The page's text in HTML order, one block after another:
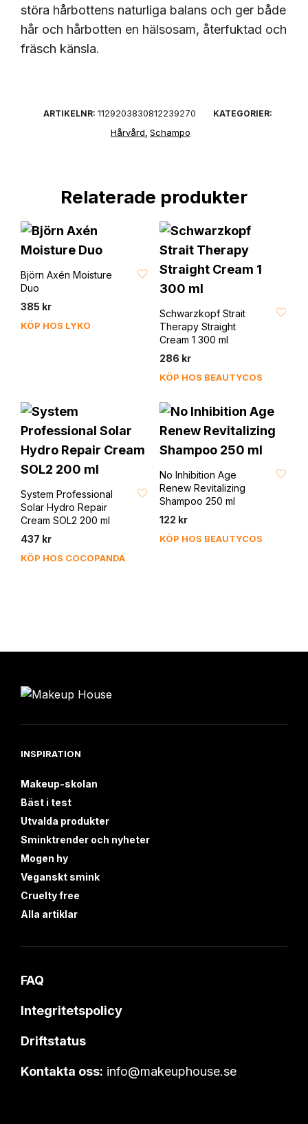
störa hårbottens naturliga balans och ger både
hår och hårbotten en hälsosam, återfuktad och
fräsch känsla.
ARTIKELNR: 1129203830812239270 KATEGORIER:
Hårvård Schampo
Relaterade produkter
Björn Axén Moisture
Duo
385 kr
KÖP HOS LYKO
Schwarzkopf Strait
Therapy Straight
Cream 1 300 ml
286 kr
KÖP HOS BEAUTYCOS
System Professional
Solar Hydro Repair
Cream SOL2 200 ml
437 kr
KÖP HOS COCOPANDA
FAVORIT
No Inhibition Age
Renew Revitalizing
Shampoo 250 ml
122 kr
KÖP HOS BEAUTYCOS
INSPIRATION
Makeup-skolan
Bäst i test
Utvalda produkter
Sminktrender och nyheter
Mogen hy
Veganskt smink
Cruelty free
Alla artiklar
FAQ
Integritetspolicy
Driftstatus
Kontakta oss: info@makeuphouse.se